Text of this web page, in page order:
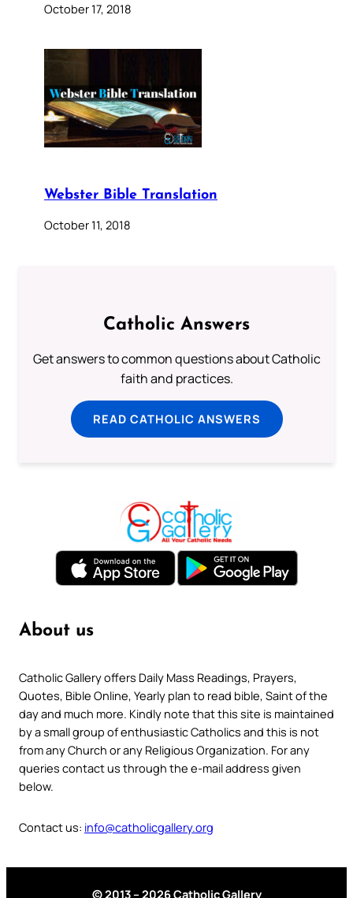
October 17, 2018
Webster Bible Translation
October 11, 2018
Catholic Answers
Get answers to common questions about Catholic
faith and practices.
READ CATHOLIC ANSWERS
About us
Catholic Gallery offers Daily Mass Readings, Prayers,
Quotes, Bible Online, Yearly plan to read bible, Saint of the
day and much more. Kindly note that this site is maintained
by a small group of enthusiastic Catholics and this is not
from any Church or any Religious Organization. For any
queries contact us through the e-mail address given
below.
Contact us: info@catholicgallery.org
© 2013 – 2026 Catholic Gallery